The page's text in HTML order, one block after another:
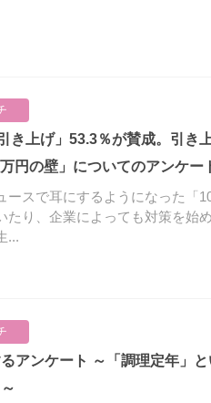
円の壁」についてのアンケー
ースで耳にするようになった「
たり、企業によっても対策を始
...